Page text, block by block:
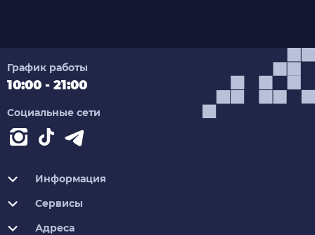
График работы
10:00 - 21:00
Социальные сети
Информация
Сервисы
Адреса